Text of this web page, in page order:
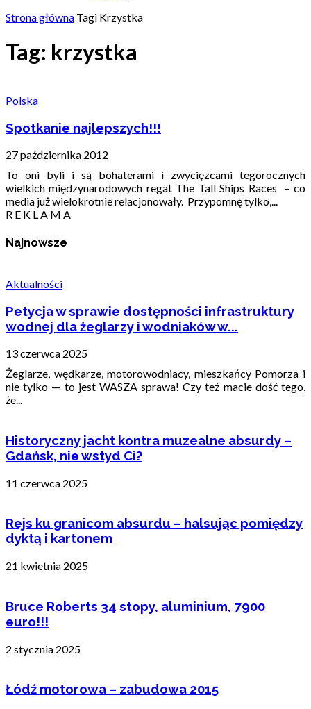
Strona główna Tagi Krzystka
Tag: krzystka
Polska
Spotkanie najlepszych!!!
27 października 2012
To oni byli i są bohaterami i zwycięzcami tegorocznych
wielkich międzynarodowych regat The Tall Ships Races – co
media już wielokrotnie relacjonowały. Przypomnę tylko,...
R E K L A M A
Najnowsze
Aktualności
Petycja w sprawie dostępności infrastruktury
wodnej dla żeglarzy i wodniaków w...
13 czerwca 2025
Żeglarze, wędkarze, motorowodniacy, mieszkańcy Pomorza i
nie tylko — to jest WASZA sprawa! Czy też macie dość tego,
że...
Historyczny jacht kontra muzealne absurdy –
Gdańsk, nie wstyd Ci?
11 czerwca 2025
Rejs ku granicom absurdu – halsując pomiędzy
dyktą i kartonem
21 kwietnia 2025
Bruce Roberts 34 stopy, aluminium, 7900
euro!!!
2 stycznia 2025
Łódź motorowa – zabudowa 2015